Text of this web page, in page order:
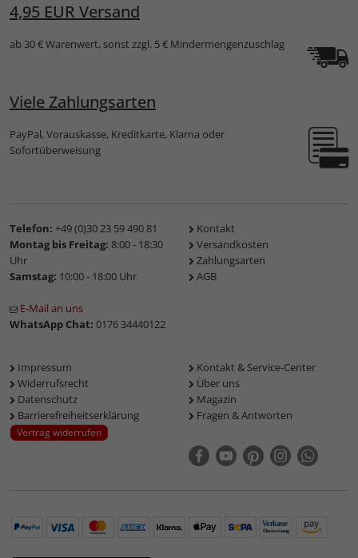
4,95 EUR Versand
ab 30 € Warenwert, sonst zzgl. 5 € Mindermengenzuschlag
Viele Zahlungsarten
PayPal, Vorauskasse, Kreditkarte, Klarna oder
Sofortüberweisung
Telefon: +49 (0)30 23 59 490 81
Montag bis Freitag: 8:00 - 18:30
Uhr
Samstag: 10:00 - 18:00 Uhr
E-Mail an uns
WhatsApp Chat: 0176 34440122
Kontakt
Versandkosten
Zahlungsarten
AGB
Impressum
Widerrufsrecht
Datenschutz
Barrierefreiheitserklärung
Vertrag widerrufen
Kontakt & Service-Center
Über uns
Magazin
Fragen & Antworten